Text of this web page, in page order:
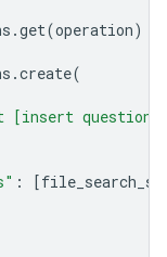
.get(operation)
.create(
[insert
: [